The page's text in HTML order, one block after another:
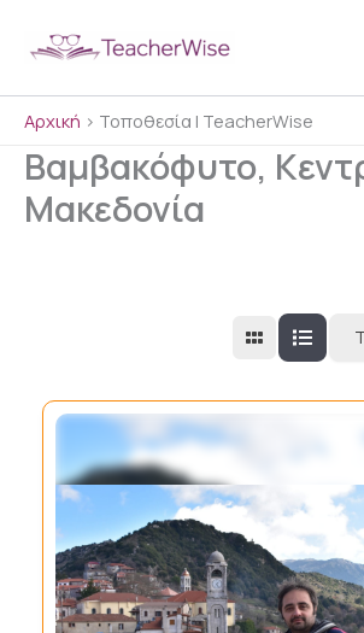
Αρχική > Τοποθεσία | TeacherWise
Βαμβακόφυτο,
Μακεδονία